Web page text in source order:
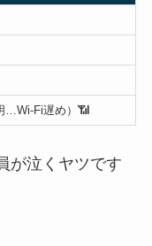
…Wi-Fi遅め）📶
が泣くヤツです